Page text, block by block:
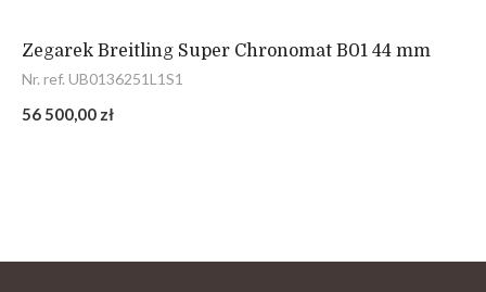
Zegarek Breitling Super Chronomat B01 44 mm
Nr. ref. UB0136251L1S1
56 500,00 zł